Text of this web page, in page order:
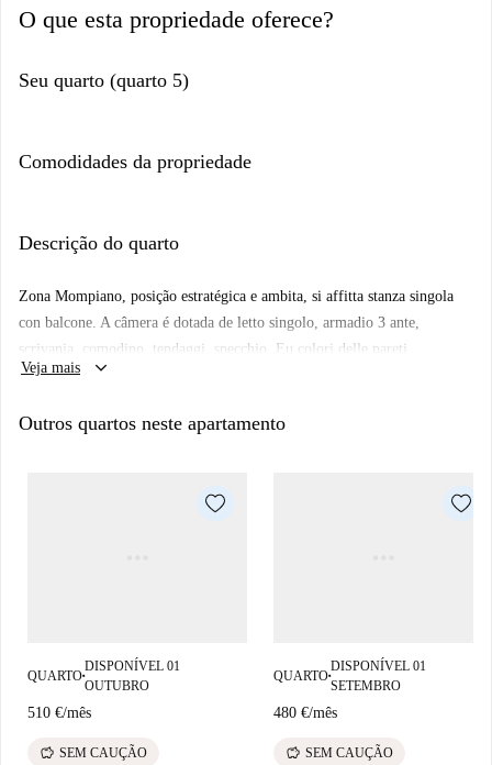
O que esta propriedade oferece?
Seu quarto (quarto 5)
Comodidades da propriedade
Descrição do quarto
Zona Mompiano, posição estratégica e ambita, si affitta stanza singola
con balcone. A câmera é dotada de letto singolo, armadio 3 ante,
scrivania, comodino, tendaggi, specchio. Eu colori delle pareti
favoriscono il buon umore e aiutano nello studio.
Veja mais keyboard_arrow_down
Outros quartos neste apartamento
QUARTO■
DISPONÍVEL 01
OUTUBRO
510 €/mês
savings SEM CAUÇÃO
QUARTO■
DISPONÍVEL 01
SETEMBRO
480 €/mês
savings SEM CAUÇÃO